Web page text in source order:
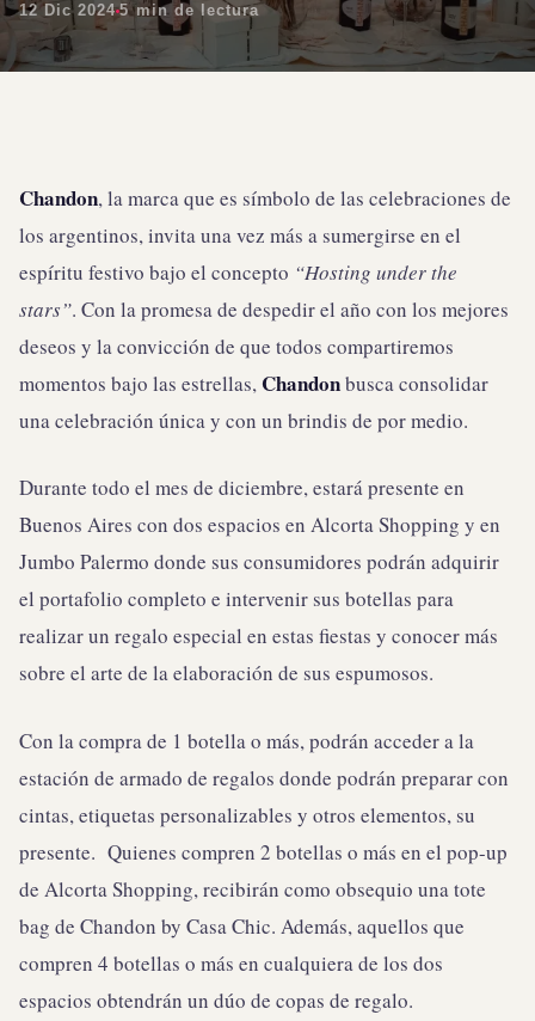
12 Dic 2024 5 min de lectura
Chandon, la marca que es símbolo de las celebraciones de
los argentinos, invita una vez más a sumergirse en el
espíritu festivo bajo el concepto “Hosting under the
stars”. Con la promesa de despedir el año con los mejores
deseos y la convicción de que todos compartiremos
momentos bajo las estrellas, Chandonbusca consolidar
una celebración única y con un brindis de por medio.
Durante todo el mes de diciembre, estará presente en
Buenos Aires con dos espacios en Alcorta Shopping y en
Jumbo Palermo donde sus consumidores podrán adquirir
el portafolio completo e intervenir sus botellas para
realizar un regalo especial en estas fiestas y conocer más
sobre el arte de la elaboración de sus espumosos.
Con la compra de 1 botella o más, podrán acceder a la
estación de armado de regalos donde podrán preparar con
cintas, etiquetas personalizables y otros elementos, su
presente. Quienes compren 2 botellas o más en el pop-up
de Alcorta Shopping, recibirán como obsequio una tote
bag de Chandon by Casa Chic. Además, aquellos que
compren 4 botellas o más en cualquiera de los dos
espacios obtendrán un dúo de copas de regalo.